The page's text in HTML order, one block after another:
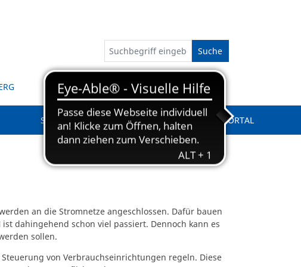
Suche
SERVICE KUNDENPORTAL
an die Stromnetze angeschlossen. Dafür bauen
dahingehend schon viel passiert. Dennoch kann es
sollen.
von Verbrauchseinrichtungen regeln. Diese